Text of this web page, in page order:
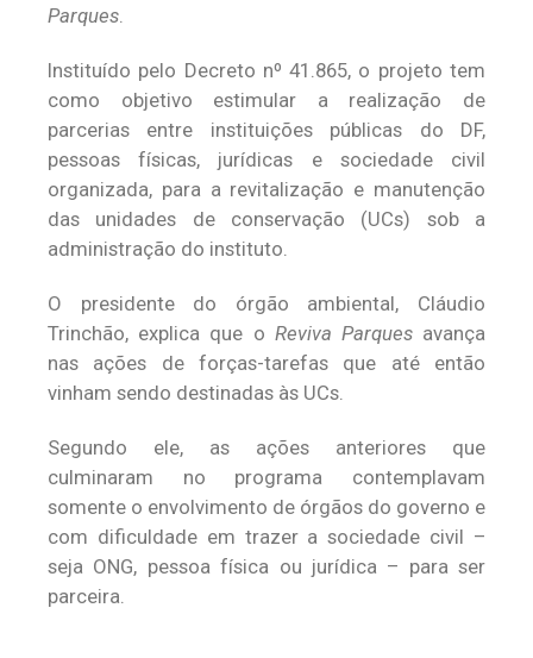
Parques.
Instituído pelo Decreto nº 41.865, o projeto tem
como objetivo estimular a realização de
parcerias entre instituições públicas do DF,
pessoas físicas, jurídicas e sociedade civil
organizada, para a revitalização e manutenção
das unidades de conservação (UCs) sob a
administração do instituto.
O presidente do órgão ambiental, Cláudio
Trinchão, explica que o Reviva Parquesavança
nas ações de forças-tarefas que até então
vinham sendo destinadas às UCs.
Segundo ele, as ações anteriores que
culminaram no programa contemplavam
somente o envolvimento de órgãos do governo e
com dificuldade em trazer a sociedade civil –
seja ONG, pessoa física ou jurídica – para ser
parceira.